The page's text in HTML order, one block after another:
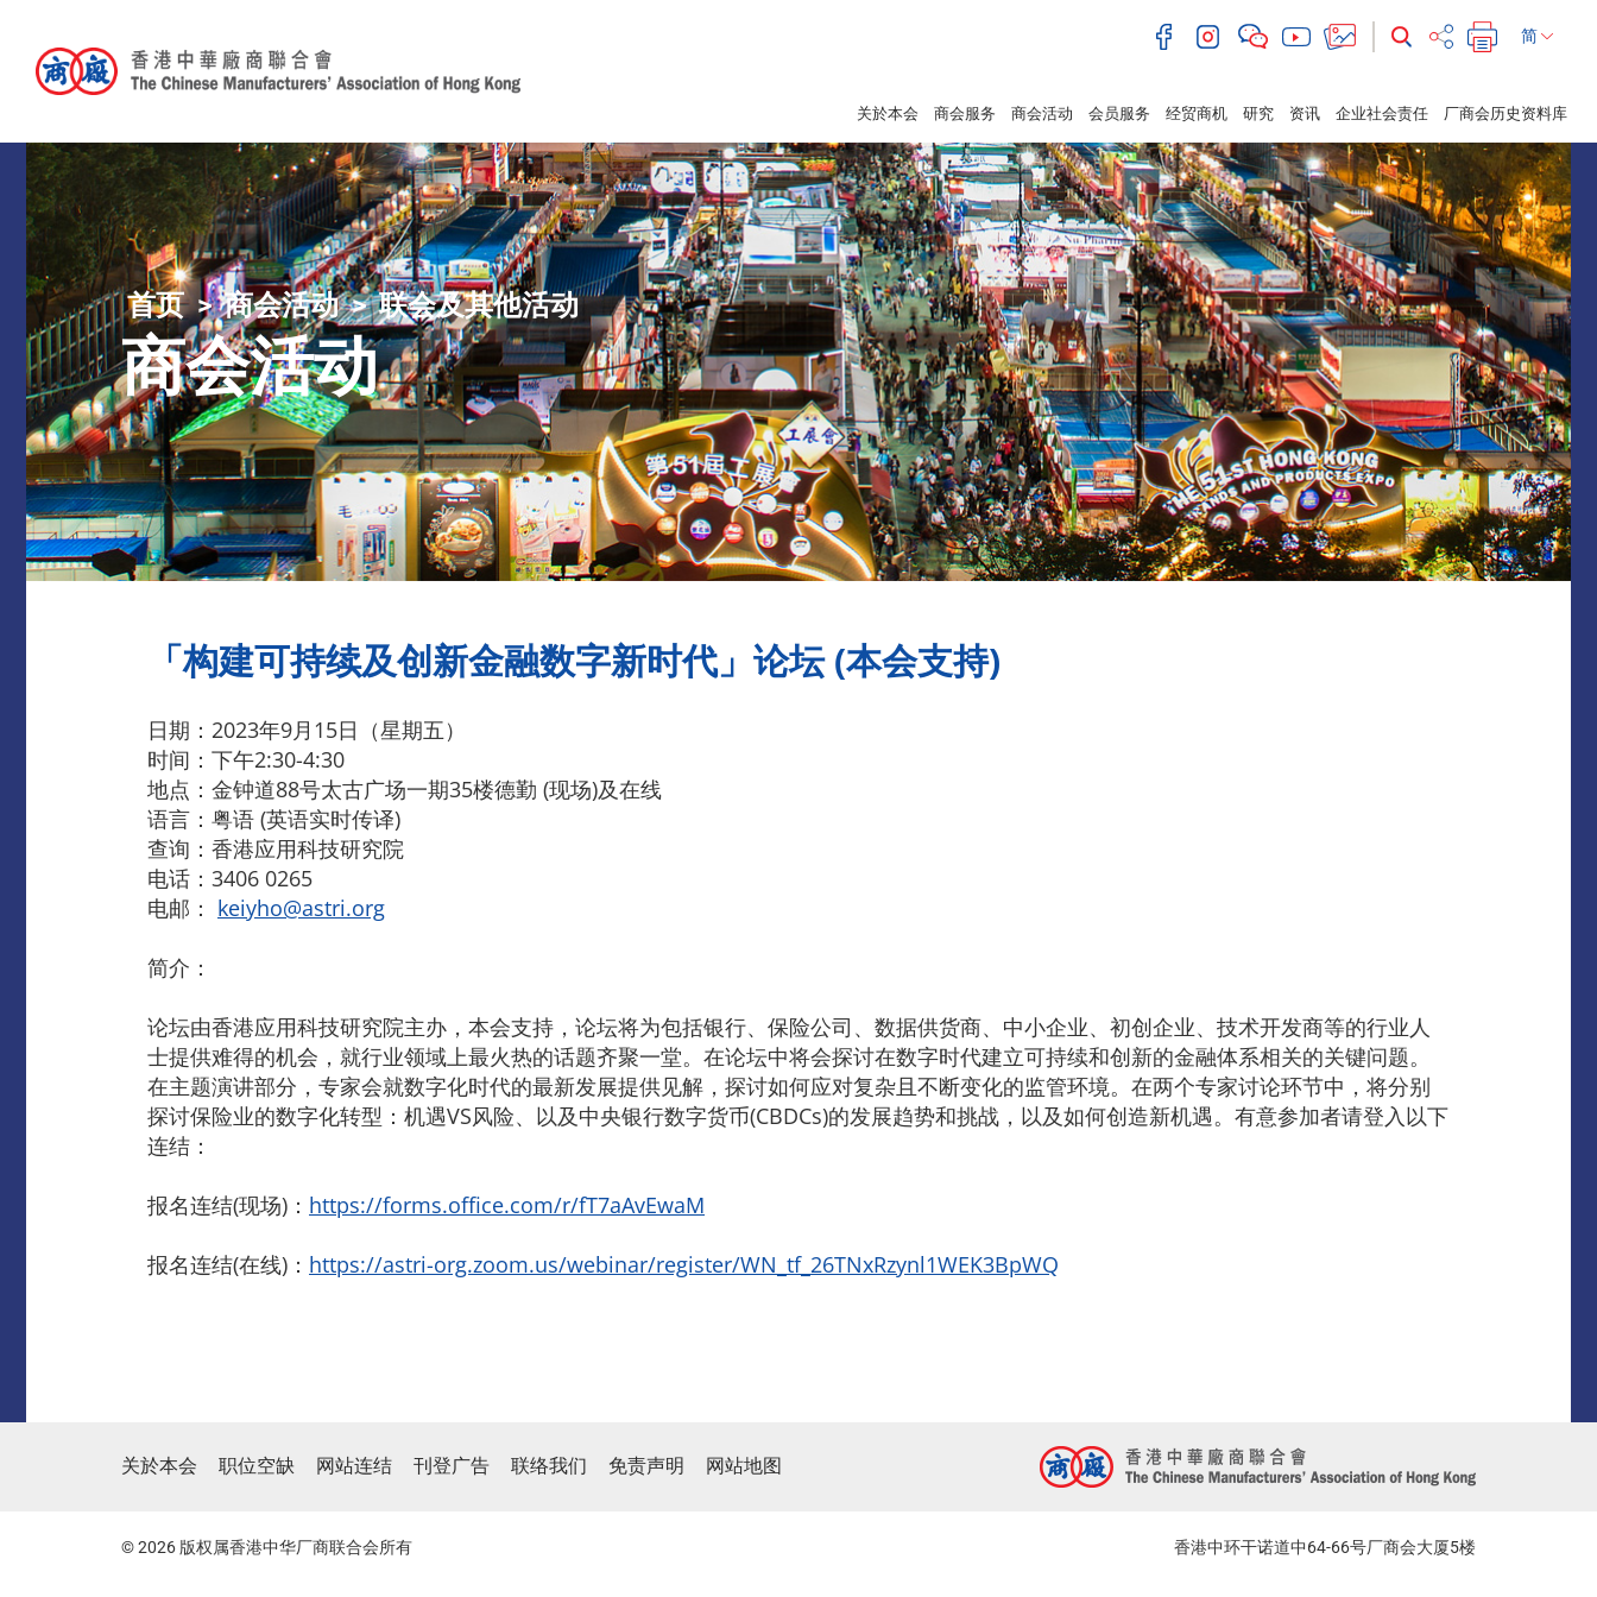
简
关於本会 商会服务 商会活动 会员服务 经贸商机 研究 资讯 企业社会责任 厂商会历史资料库
首页 商会活动 联会及其他活动
商会活动
「构建可持续及创新金融数字新时代」论坛 (本会支持)
日期：2023年9月15日（星期五）
时间：下午2:30-4:30
地点：金钟道88号太古广场一期35楼德勤 (现场)及在线
语言：粤语 (英语实时传译)
查询：香港应用科技研究院
电话：3406 0265
电邮： keiyho@astri.org
简介：
论坛由香港应用科技研究院主办，本会支持，论坛将为包括银行、保险公司、数据供货商、中小企业、初创企业、技术开发商等的行业人
士提供难得的机会，就行业领域上最火热的话题齐聚一堂。在论坛中将会探讨在数字时代建立可持续和创新的金融体系相关的关键问题。
在主题演讲部分，专家会就数字化时代的最新发展提供见解，探讨如何应对复杂且不断变化的监管环境。在两个专家讨论环节中，将分别
探讨保险业的数字化转型：机遇VS风险、以及中央银行数字货币(CBDCs)的发展趋势和挑战，以及如何创造新机遇。有意参加者请登入以下
连结：
报名连结(现场)： https://forms.office.com/r/fT7aAvEwaM
报名连结(在线)： https://astri-org.zoom.us/webinar/register/WN_tf_26TNxRzynl1WEK3BpWQ
关於本会 职位空缺 网站连结 刊登广告 联络我们 免责声明 网站地图
© 2026 版权属香港中华厂商联合会所有 香港中环干诺道中64-66号厂商会大厦5楼